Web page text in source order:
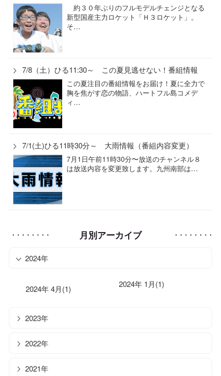
約３０年ぶりのフルモデルチェンジとなる
新型国産主力ロケット「Ｈ３ロケット」。
そ…
7/8（土）ひる11:30～ この夏見逃せない！番組情報
この夏注目の番組情報をお届け！夏に全力で
胸を焦がす恋の物語、ハートフル島コメデ
ィ…
7/1(土)ひる11時30分～ 大雨情報（番組内容変更）
7月1日午前11時30分〜放送のチャンネル８
は放送内容を変更致します。九州南部は…
月別アーカイブ
2024年
2024年 4月(1) 2024年 1月(1)
2023年
2022年
2021年